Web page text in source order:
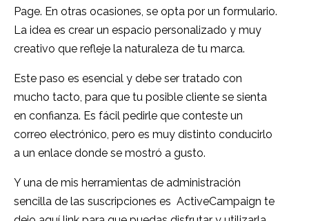
Page. En otras ocasiones, se opta por un formulario.
La idea es crear un espacio personalizado y muy
creativo que refleje la naturaleza de tu marca.
Este paso es esencial y debe ser tratado con
mucho tacto, para que tu posible cliente se sienta
en confianza. Es fácil pedirle que conteste un
correo electrónico, pero es muy distinto conducirlo
a un enlace donde se mostró a gusto.
Y una de mis herramientas de administración
sencilla de las suscripciones es ActiveCampaign te